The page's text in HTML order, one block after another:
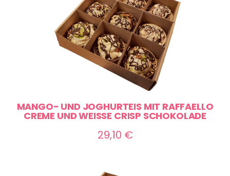
MANGO- UND JOGHURTEIS MIT RAFFAELLO
CREME UND WEISSE CRISP SCHOKOLADE
29,10 €